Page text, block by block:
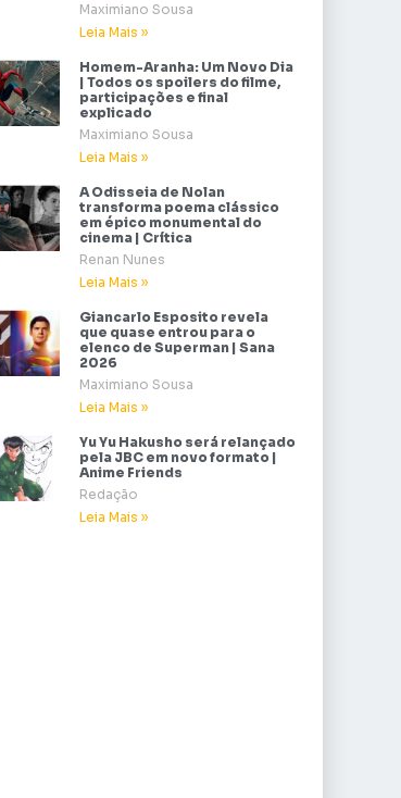
Maximiano Sousa
Leia Mais »
Homem-Aranha: Um Novo Dia
| Todos os spoilers do filme,
participações e final
explicado
Maximiano Sousa
Leia Mais »
A Odisseia de Nolan
transforma poema clássico
em épico monumental do
cinema | Crítica
Renan Nunes
Leia Mais »
Giancarlo Esposito revela
que quase entrou para o
elenco de Superman | Sana
2026
Maximiano Sousa
Leia Mais »
Yu Yu Hakusho será relançado
pela JBC em novo formato |
Anime Friends
Redação
Leia Mais »